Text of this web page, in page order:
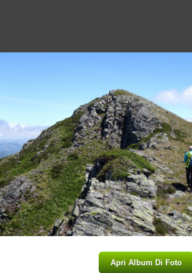
Apri Album Di Foto